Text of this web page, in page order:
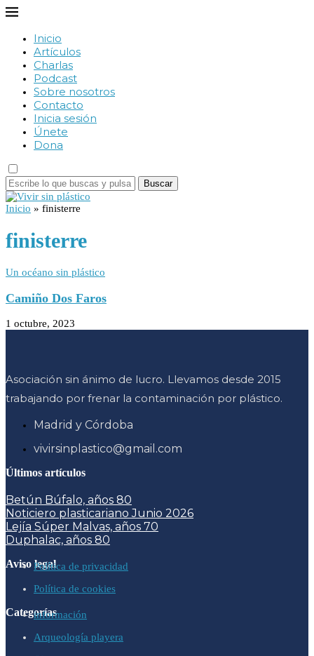
Inicio
Artículos
Charlas
Podcast
Sobre nosotros
Contacto
Inicia sesión
Únete
Dona
Buscar
Inicio » finisterre
finisterre
Un océano sin plástico
Camiño Dos Faros
1 octubre, 2023
Asociación sin ánimo de lucro. Llevamos desde 2015
trabajando por frenar la contaminación por plástico.
Madrid y Córdoba
vivirsinplastico@gmail.com
Últimos artículos
Betún Búfalo, años 80
Noticiero plasticariano Junio 2026
Lejía Súper Malvas, años 70
Duphalac, años 80
Aviso legalPolítica de privacidad
Política de cookies
Categoríasinformación
Arqueología playera